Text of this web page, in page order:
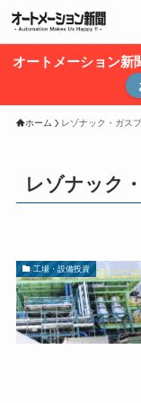
オートメーション新
ホーム レゾナック・ガス
レゾナック
工場・設備投資